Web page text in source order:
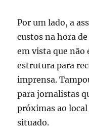
Por um lado, a
custos na hora
em vista que não
estrutura para
imprensa.
para jornalistas
próximas ao local
situado.